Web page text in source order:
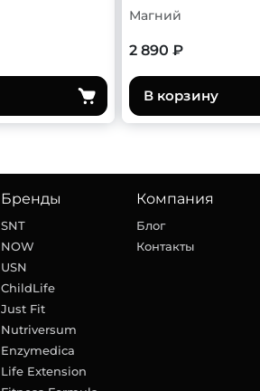
Магний
2 890 ₽
В корзину
Бренды
SNT
NOW
USN
ChildLife
Just Fit
Nutriversum
Enzymedica
Life Extension
Компания
Блог
Контакты